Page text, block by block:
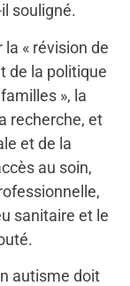
souligné.
« révision de
de la politique
», la
recherche, et
et de la
au soin,
sanitaire et le
autisme doit